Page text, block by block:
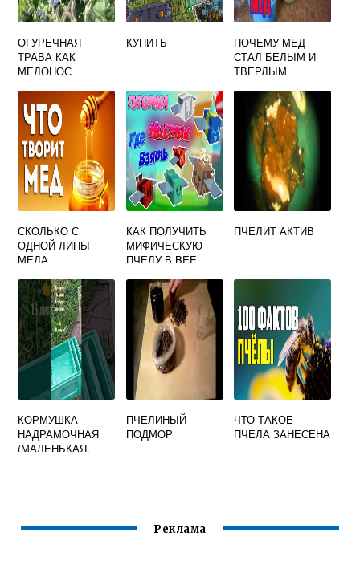
ОГУРЕЧНАЯ
ТРАВА КАК
МЕДОНОС
КУПИТЬ
ПОЧЕМУ МЕД
СТАЛ БЕЛЫМ И
ТВЕРДЫМ
СКОЛЬКО С
ОДНОЙ ЛИПЫ
МЕДА
КАК ПОЛУЧИТЬ
МИФИЧЕСКУЮ
ПЧЕЛУ В BEE
SIMULATOR
ПЧЕЛИТ АКТИВ
КОРМУШКА
НАДРАМОЧНАЯ
(МАЛЕНЬКАЯ,
ПЧЕЛИНЫЙ
ПОДМОР
ЧТО ТАКОЕ
ПЧЕЛА ЗАНЕСЕНА
Реклама